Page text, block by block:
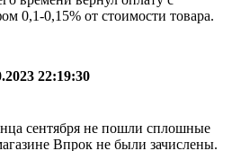
0,1-0,15% от стоимости товара.
22:19:30
сентября не пошли сплошные
Впрок не были зачислены.